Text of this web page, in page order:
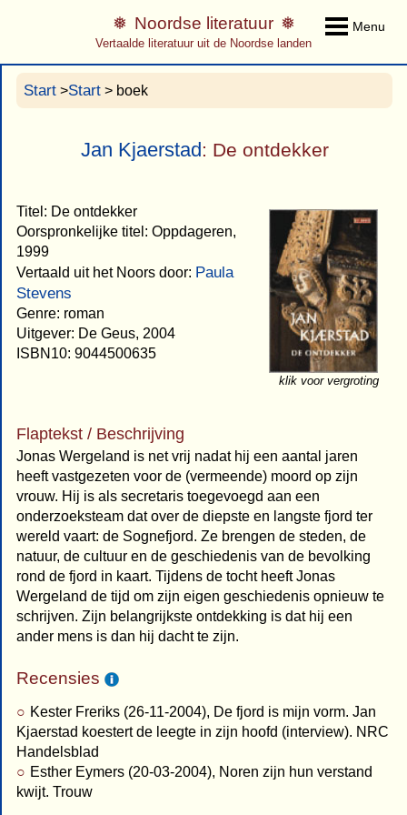
Menu
Noordse literatuur
Vertaalde literatuur uit de Noordse landen
Start >Start > boek
Jan Kjaerstad: De ontdekker
klik voor vergroting
Titel: De ontdekker
Oorspronkelijke titel: Oppdageren,
1999
Vertaald uit het Noors door: Paula
Stevens
Genre: roman
Uitgever: De Geus, 2004
ISBN10: 9044500635
Flaptekst / Beschrijving
Jonas Wergeland is net vrij nadat hij een aantal jaren
heeft vastgezeten voor de (vermeende) moord op zijn
vrouw. Hij is als secretaris toegevoegd aan een
onderzoeksteam dat over de diepste en langste fjord ter
wereld vaart: de Sognefjord. Ze brengen de steden, de
natuur, de cultuur en de geschiedenis van de bevolking
rond de fjord in kaart. Tijdens de tocht heeft Jonas
Wergeland de tijd om zijn eigen geschiedenis opnieuw te
schrijven. Zijn belangrijkste ontdekking is dat hij een
ander mens is dan hij dacht te zijn.
Recensies
Kester Freriks (26-11-2004), De fjord is mijn vorm. Jan
Kjaerstad koestert de leegte in zijn hoofd (interview). NRC
Handelsblad
Esther Eymers (20-03-2004), Noren zijn hun verstand
kwijt. Trouw